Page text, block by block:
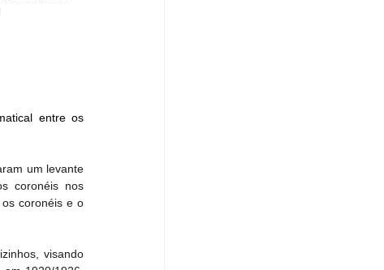
entre os
um levante
coronéis nos
coronéis e o
visando